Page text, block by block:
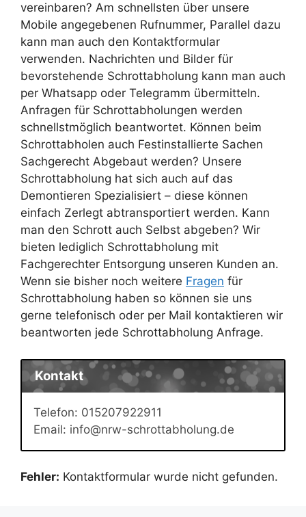
vereinbaren? Am schnellsten über unsere
Mobile angegebenen Rufnummer, Parallel dazu
kann man auch den Kontaktformular
verwenden. Nachrichten und Bilder für
bevorstehende Schrottabholung kann man auch
per Whatsapp oder Telegramm übermitteln.
Anfragen für Schrottabholungen werden
schnellstmöglich beantwortet. Können beim
Schrottabholen auch Festinstallierte Sachen
Sachgerecht Abgebaut werden? Unsere
Schrottabholung hat sich auch auf das
Demontieren Spezialisiert – diese können
einfach Zerlegt abtransportiert werden. Kann
man den Schrott auch Selbst abgeben? Wir
bieten lediglich Schrottabholung mit
Fachgerechter Entsorgung unseren Kunden an.
Wenn sie bisher noch weitere Fragen für
Schrottabholung haben so können sie uns
gerne telefonisch oder per Mail kontaktieren wir
beantworten jede Schrottabholung Anfrage.
Kontakt
Telefon: 015207922911
Email: info@nrw-schrottabholung.de
Fehler: Kontaktformular wurde nicht gefunden.